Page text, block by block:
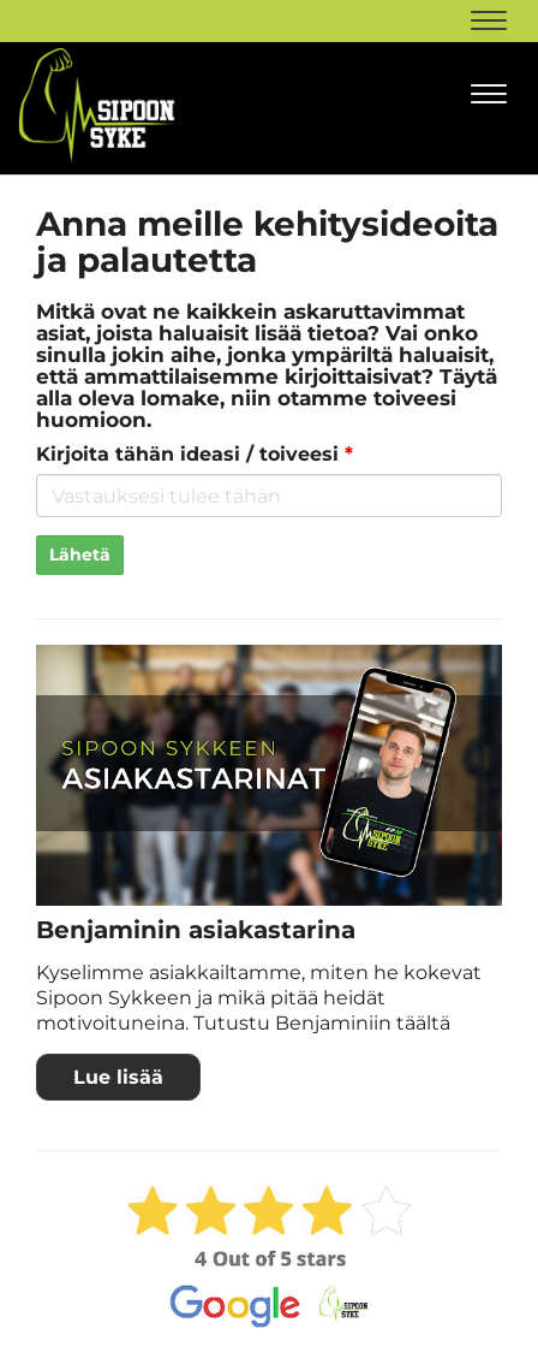
Anna meille kehitysideoita
ja palautetta
Mitkä ovat ne kaikkein askaruttavimmat
asiat, joista haluaisit lisää tietoa? Vai onko
sinulla jokin aihe, jonka ympäriltä haluaisit,
että ammattilaisemme kirjoittaisivat? Täytä
alla oleva lomake, niin otamme toiveesi
huomioon.
Kirjoita tähän ideasi / toiveesi *
Lähetä
Benjaminin asiakastarina
Kyselimme asiakkailtamme, miten he kokevat
Sipoon Sykkeen ja mikä pitää heidät
motivoituneina. Tutustu Benjaminiin täältä
Lue lisää